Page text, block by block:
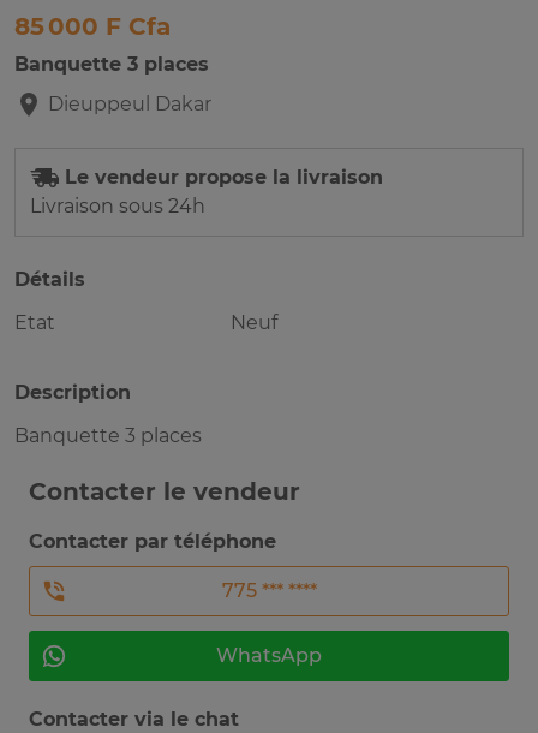
85 000 F Cfa
Banquette 3 places
Dieuppeul
Dakar
Le vendeur propose la livraison
Livraison sous 24h
Détails
Etat
Neuf
Description
Banquette 3 places
Contacter le vendeur
Contacter par téléphone
775 *** ****
WhatsApp
Contacter via le chat